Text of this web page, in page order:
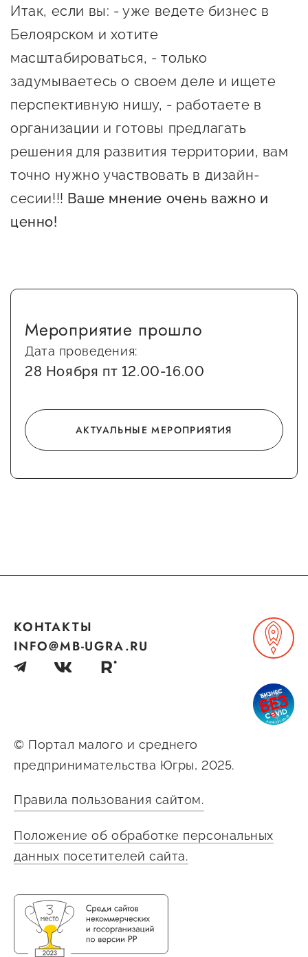
продукции
Госзакупки для малого
бизнеса
Каталог югорских франшиз
Инвестору
Новости УФНС
Каталог грантов
Конкурсы для
Иностранным гражданам
Сервисы для бизнеса
Общая информация
Итак, если вы: - уже ведете бизнес в
Белоярском и хотите
масштабироваться, - только
задумываетесь о своем деле и ищете
перспективную нишу, - работаете в
организации и готовы предлагать
решения для развития территории, вам
точно нужно участвовать в дизайн-
сесии!!! Ваше мнение очень важно и
ценно!
Мероприятие прошло
Дата проведения:
28 Ноября пт 12.00-16.00
АКТУАЛЬНЫЕ МЕРОПРИЯТИЯ
© Портал малого и среднего
предпринимательства Югры, 2025.
Правила пользования сайтом.
Положение об обработке персональных
данных посетителей сайта.
КОНТАКТЫ
INFO@MB-UGRA.RU